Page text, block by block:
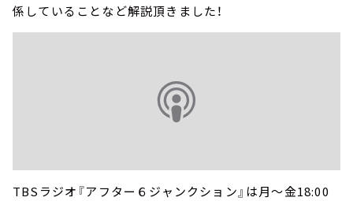
係していることなど解説頂きました！
TBSラジオ『アフター６ジャンクション』は月～金18:00